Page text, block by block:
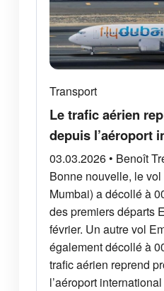
Transport
Le trafic aérien
depuis l’aéroport
03.03.2026 • Benoît
Bonne nouvelle, le
Mumbai) a décollé à
des premiers départs
février. Un autre vol
également décollé à
trafic aérien reprend
l’aéroport